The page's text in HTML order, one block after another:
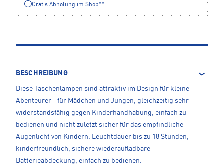
Gratis Abholung im Shop**
BESCHREIBUNG
Diese Taschenlampen sind attraktiv im Design für kleine
Abenteurer - für Mädchen und Jungen, gleichzeitig sehr
widerstandsfähig gegen Kinderhandhabung, einfach zu
bedienen und nicht zuletzt sicher für das empfindliche
Augenlicht von Kindern. Leuchtdauer bis zu 18 Stunden,
kinderfreundlich, sichere wiederaufladbare
Batterieabdeckung, einfach zu bedienen.